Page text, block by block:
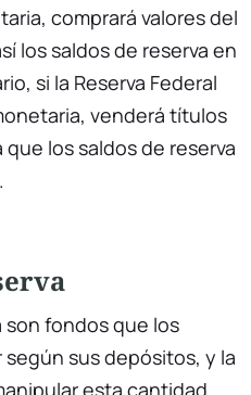
comprará valores del
los saldos de reserva en
si la Reserva Federal
venderá títulos
los saldos de reserva
son fondos que los
sus depósitos, y la
esta cantidad